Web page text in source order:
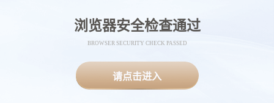
浏览器安全检查通过
BROWSER SECURITY CHECK PASSED
请点击进入